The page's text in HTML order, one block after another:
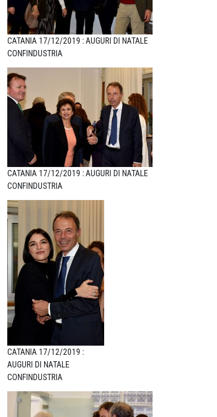
CATANIA 17/12/2019 : AUGURI DI NATALE
CONFINDUSTRIA
CATANIA 17/12/2019 : AUGURI DI NATALE
CONFINDUSTRIA
CATANIA 17/12/2019 :
AUGURI DI NATALE
CONFINDUSTRIA